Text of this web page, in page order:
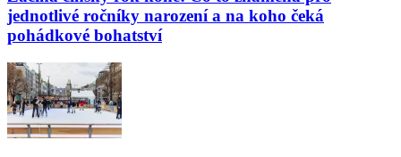
jednotlivé ročníky narození a na koho čeká
pohádkové bohatství